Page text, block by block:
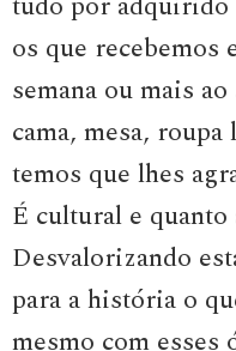
os que recebemos
semana ou mais
cama, mesa,
temos que lhes
É cultural e
Desvalorizando
para a história o
mesmo com esses